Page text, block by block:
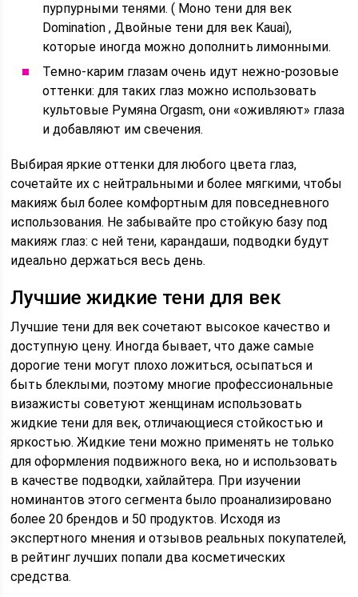
пурпурными тенями. ( Моно тени для век
Domination , Двойные тени для век Kauai),
которые иногда можно дополнить лимонными.
Темно-карим глазам очень идут нежно-розовые
оттенки: для таких глаз можно использовать
культовые Румяна Orgasm, они «оживляют» глаза
и добавляют им свечения.
Выбирая яркие оттенки для любого цвета глаз,
сочетайте их с нейтральными и более мягкими, чтобы
макияж был более комфортным для повседневного
использования. Не забывайте про cтойкую базу под
макияж глаз: с ней тени, карандаши, подводки будут
идеально держаться весь день.
Лучшие жидкие тени для век
Лучшие тени для век сочетают высокое качество и
доступную цену. Иногда бывает, что даже самые
дорогие тени могут плохо ложиться, осыпаться и
быть блеклыми, поэтому многие профессиональные
визажисты советуют женщинам использовать
жидкие тени для век, отличающиеся стойкостью и
яркостью. Жидкие тени можно применять не только
для оформления подвижного века, но и использовать
в качестве подводки, хайлайтера. При изучении
номинантов этого сегмента было проанализировано
более 20 брендов и 50 продуктов. Исходя из
экспертного мнения и отзывов реальных покупателей,
в рейтинг лучших попали два косметических
средства.